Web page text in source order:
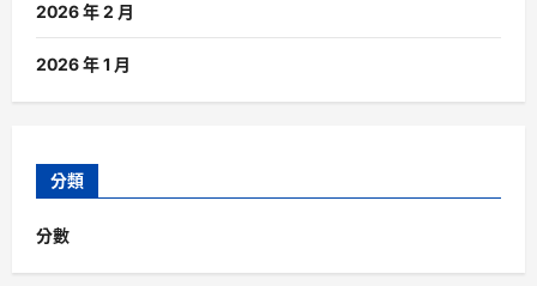
2026 年 2 月
2026 年 1 月
分類
分數